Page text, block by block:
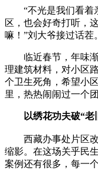
“不光是我们看着
区，也会好奇打听，
嘛！”刘大爷接过话茬。
临近春节，年味渐
理建筑材料，对小区
个卫生死角，希望小
里，热热闹闹过一个
以绣花功夫破“老
西藏办事处片区改
缩影。在这场关乎民
案例还有很多，每一